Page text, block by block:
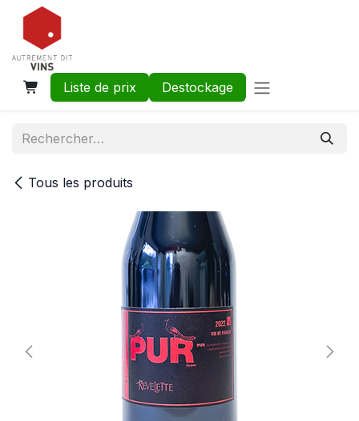
Se rendre au contenu
Liste de prix Destockage
Tous les produits